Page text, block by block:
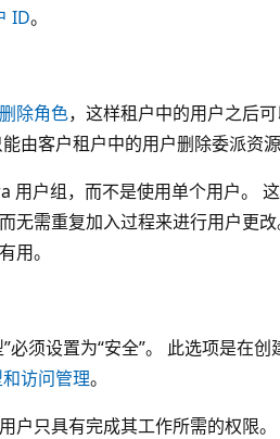
ID。
除角色，这样租户中的用户之后
由客户租户中的用户删除委派资源
户组，而不是使用单个用户。
无需重复加入过程来进行用户更
用。
必须设置为“安全”。 此选项是在创
访问管理。
户只具有完成其工作所需的权限